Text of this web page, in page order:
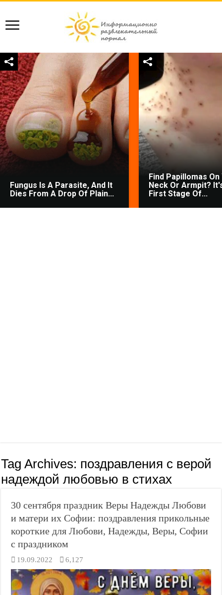
Fungus Is A Parasite, And It
Dies From A Drop Of Plain...
Find Papillomas On
Neck Or Armpit?
First Stage Of...
Tag Archives: поздравления с верой
надеждой любовью в стихах
30 сентября праздник Веры Надежды Любови
и матери их Софии: поздравления прикольные
короткие для Любови, Надежды, Веры, Софии
с праздником
19.09.2022 6,127